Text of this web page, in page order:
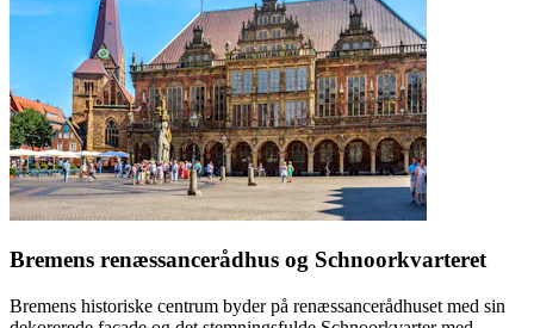
Bremens renæssancerådhus og Schnoorkvarteret
Bremens historiske centrum byder på renæssancerådhuset med sin